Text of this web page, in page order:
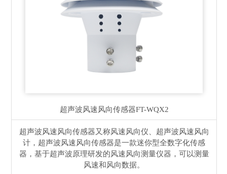
超声波风速风向传感器FT-WQX2
超声波风速风向传感器又称风速风向仪、超声波风速风向
计，超声波风速风向传感器是一款迷你型全数字化传感
器，基于超声波原理研发的风速风向测量仪器，可以测量
风速和风向数据。